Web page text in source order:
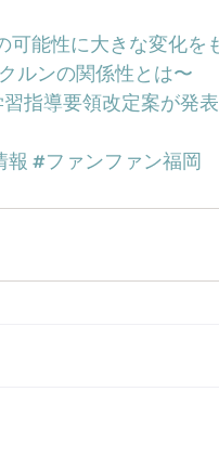
可能性に大きな変化
ルンの関係性とは〜
習指導要領改定案が発
報 #ファンファン福岡